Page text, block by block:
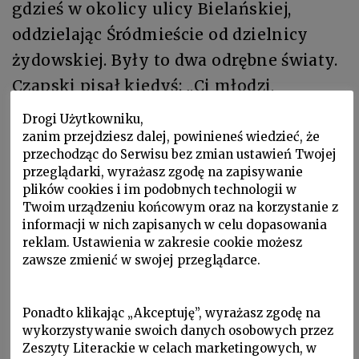
gdzieś w okolicy ulicy Bielańskiej,
oddzielając Śródmieście od dzielnicy
żydowskiej. Były to dwa odrębne światy.
Czapski pisał kiedyś: „Ci młodzi,
szukając dróg w społeczeństwie polskim,
tracili grunt, zrywając z tradycją i
obyczajem żydowskim, i znajdowali się
w pustce… Wstrząsnął mną fakt, że
wszyst­ko, co w owych latach wiedziałem
o tej głodnej pustyni, wśród której
znajdowali się ci chłopcy i te dziewczęta
abstrakcją”. Manger kiedyś swój nowy
wiersz czytał mi w dość dzi­waczny
Drogi Użytkowniku,
zanim przejdziesz dalej, powinieneś wiedzieć, że
przechodząc do Serwisu bez zmian ustawień Twojej
przeglądarki, wyrażasz zgodę na zapisywanie
plików cookies i im podobnych technologii w
Twoim urządzeniu końcowym oraz na korzystanie z
informacji w nich zapisanych w celu dopasowania
reklam. Ustawienia w zakresie cookie możesz
zawsze zmienić w swojej przeglądarce.
Ponadto klikając „Akceptuję”, wyrażasz zgodę na
wykorzystywanie swoich danych osobowych przez
Zeszyty Literackie w celach marketingowych, w